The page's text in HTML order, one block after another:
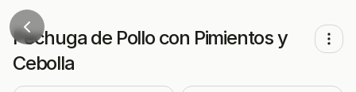
Pechuga de Pollo con Pimientos y
Cebolla